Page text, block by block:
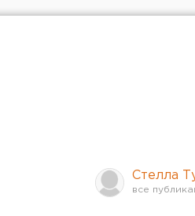
Стелла